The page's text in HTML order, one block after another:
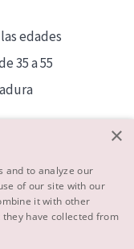
edades
35 a 55
×
and to analyze our
of our site with our
it with other
have collected from